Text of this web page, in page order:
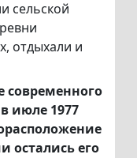
сельской
отдыхали и
современного
июле 1977
остались его